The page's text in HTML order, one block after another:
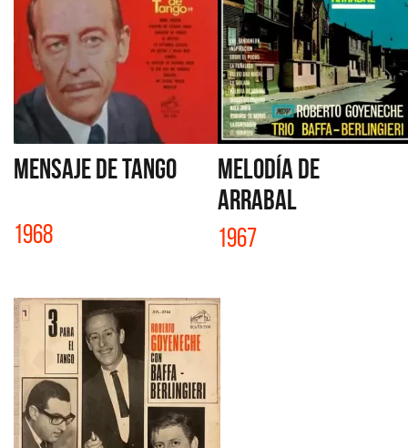
MENSAJE DE TANGO
1968
MELODÍA DE
ARRABAL
1967